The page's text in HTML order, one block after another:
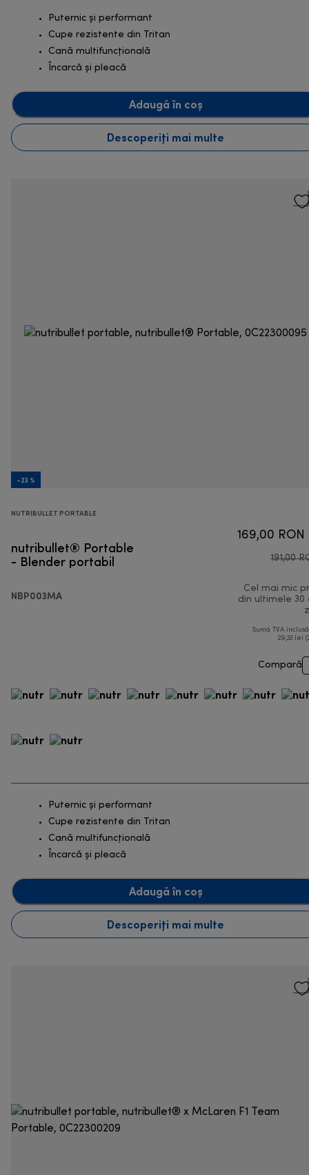
Puternic şi performant
Cupe rezistente din Tritan
Cană multifuncțională
Încarcă și pleacă
Adaugă în coș
Descoperiți mai multe
-23 %
NUTRIBULLET PORTABLE
nutribullet® Portable
- Blender portabil
NBP003MA
169,00 RON
191,00
Cel mai mic
din ultimele 30
Sumă TVA
29,33 lei
Compară
Puternic şi performant
Cupe rezistente din Tritan
Cană multifuncțională
Încarcă și pleacă
Adaugă în coș
Descoperiți mai multe